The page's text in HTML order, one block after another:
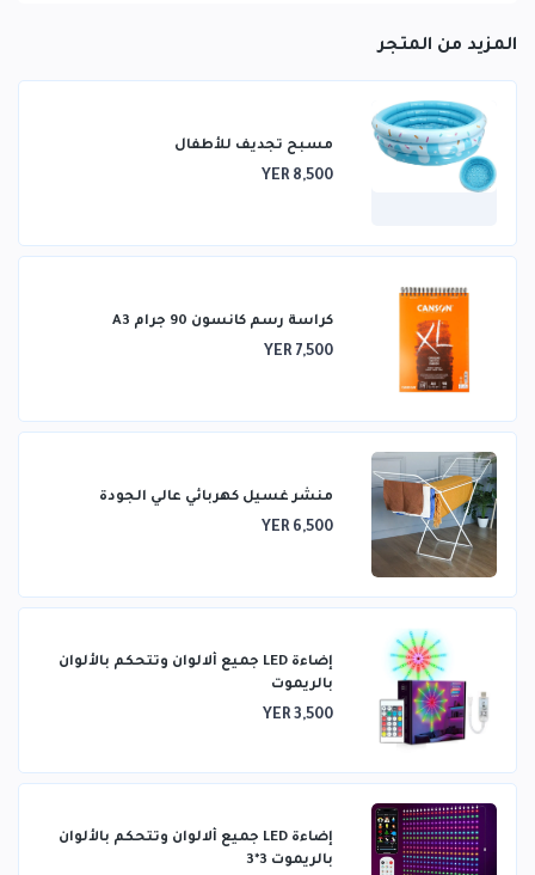
المزيد من المتجر
مسبح تجديف للأطفال
YER 8,500
كراسة رسم كانسون 90 جرام A3
YER 7,500
منشر غسيل كهربائي عالي الجودة
YER 6,500
إضاءة LED جميع ألالوان وتتحكم بالألوان
بالريموت
YER 3,500
إضاءة LED جميع ألالوان وتتحكم بالألوان
بالريموت 3*3